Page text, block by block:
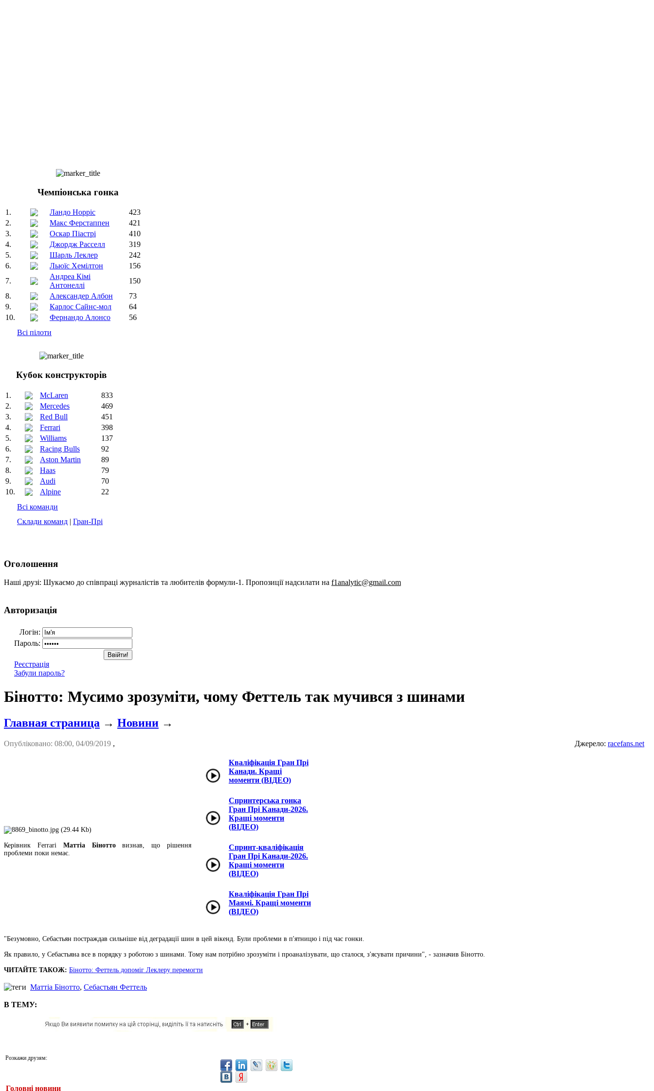
Чемпіонська гонка
1. Ландо Норріс
423
2.
Макс Ферстаппен
421
3.
Оскар Піастрі
410
4.
Джордж Расселл
319
5.
Шарль Леклер
242
6.
Льюїс Хемілтон
156
7.
Андреа Кімі
Антонеллі
150
8.
Александер Албон
73
9.
Карлос Сайнс-мол
64
10.
Фернандо Алонсо
56
Всі пілоти
Кубок конструкторів
1. McLaren
833
2.
Mercedes
469
3.
Red Bull
451
4.
Ferrari
398
5.
Williams
137
6.
Racing Bulls
92
7.
Aston Martin
89
8.
Haas
79
9.
Audi
70
10.
Alpine
22
Всі команди
Склади команд | Гран-Прі
Оголошення
Наші друзі: Шукаємо до співпраці журналістів та любителів формули-1. Пропозиції надсилати на f1analytic@gmail.com
Авторизація
Логін:
Пароль:
Реєстрація
Забули пароль?
Бінотто: Мусимо зрозуміти, чому Феттель так мучився з шинами
Главная страница → Новини →
Опубліковано: 08:00, 04/09/2019 , Джерело: racefans.net
Керівник Ferrari Маттіа Біноттовизнав, що рішення
проблеми поки немає.
Кваліфікація Гран Прі
Канади. Кращі
моменти (ВІДЕО)
Спринтерська гонка
Гран Прі Канади-2026.
Кращі моменти
(ВІДЕО)
Спринт-кваліфікація
Гран Прі Канади-2026.
Кращі моменти
(ВІДЕО)
Кваліфікація Гран Прі
Маямі. Кращі моменти
(ВІДЕО)
"Безумовно, Себастьян постраждав сильніше від деградації шин в цей вікенд. Були проблеми в п'ятницю і під час гонки.
Як правило, у Себастьяна все в порядку з роботою з шинами. Тому нам потрібно зрозуміти і проаналізувати, що сталося, з'ясувати причини", - зазначив Бінотто.
ЧИТАЙТЕ ТАКОЖ: Бінотто: Феттель допоміг Леклеру перемогти
Маттіа Бінотто, Себастьян Феттель
В ТЕМУ:
Розкажи друзям:
Головні новини